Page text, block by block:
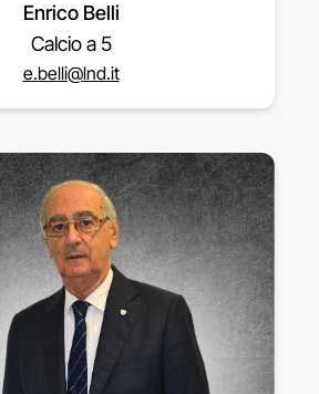
Enrico Belli
Calcio a 5
e.belli@lnd.it